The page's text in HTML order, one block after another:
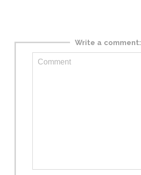
Write a comment: